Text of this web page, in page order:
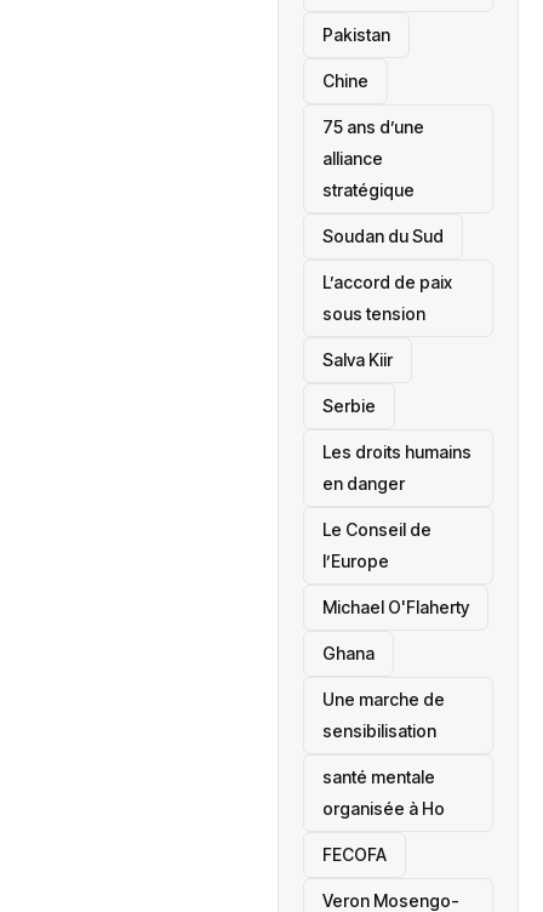
‎Pakistan
Chine
75 ans d’une
alliance
stratégique
‎Soudan du Sud
L’accord de paix
sous tension
Salva Kiir
‎Serbie
Les droits humains
en danger
‎Le Conseil de
l’Europe
Michael O'Flaherty
‎Ghana
Une marche de
sensibilisation
santé mentale
organisée à Ho
‎FECOFA
Veron Mosengo-